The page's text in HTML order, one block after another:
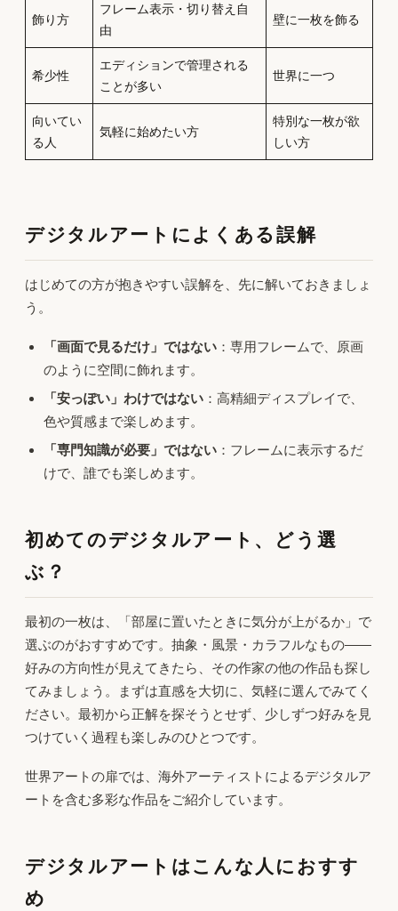
飾り方
フレーム表示・切り替え自
由
壁に一枚を飾る
希少性
エディションで管理される
ことが多い
世界に一つ
向いてい
る人
気軽に始めたい方
特別な一枚が欲
しい方
デジタルアートによくある誤解
はじめての方が抱きやすい誤解を、先に解いておきましょ
う。
「画面で見るだけ」ではない ：専用フレームで、原画
のように空間に飾れます。
「安っぽい」わけではない ：高精細ディスプレイで、
色や質感まで楽しめます。
「専門知識が必要」ではない ：フレームに表示するだ
けで、誰でも楽しめます。
初めてのデジタルアート、どう選
ぶ？
最初の一枚は、「部屋に置いたときに気分が上がるか」で
選ぶのがおすすめです。抽象・風景・カラフルなもの——
好みの方向性が見えてきたら、その作家の他の作品も探し
てみましょう。まずは直感を大切に、気軽に選んでみてく
ださい。最初から正解を探そうとせず、少しずつ好みを見
つけていく過程も楽しみのひとつです。
世界アートの扉では、海外アーティストによるデジタルア
ートを含む多彩な作品をご紹介しています。
デジタルアートはこんな人におすす
め